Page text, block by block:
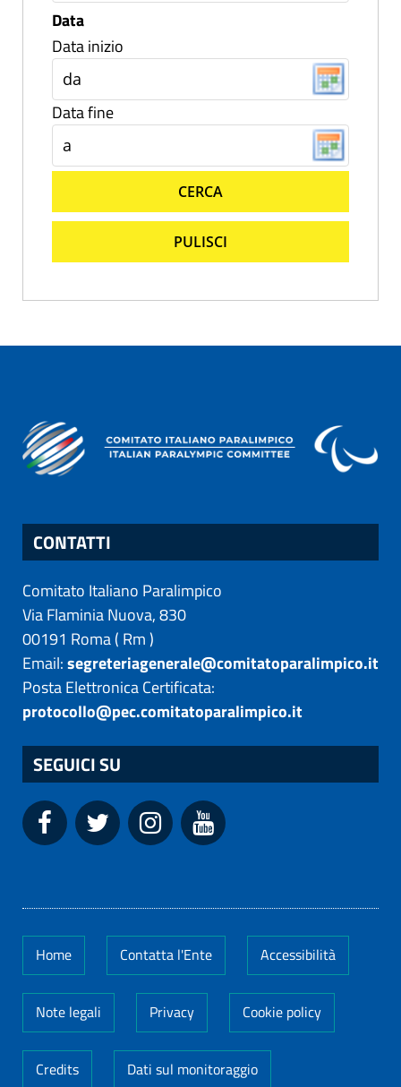
Data
Data inizio
Data fine
CERCA
PULISCI
CONTATTI
Comitato Italiano Paralimpico
Via Flaminia Nuova, 830
00191 Roma( Rm)
Email:segreteriagenerale@comitatoparalimpico.it
Posta Elettronica Certificata:
protocollo@pec.comitatoparalimpico.it
SEGUICI SU
Home Contatta l'Ente Accessibilità
Note legali Privacy Cookie policy
Credits Dati sul monitoraggio